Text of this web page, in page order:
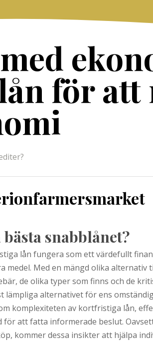
för att
snabblånet?
lån fungera som ett värdefullt
medel. Med en mängd olika
de olika typer som finns och de
lämpliga alternativet för ens
komplexiteten av kortfristiga lån,
för att fatta informerade beslut.
kommer dessa insikter att hjälpa